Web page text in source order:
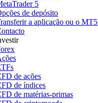
5
de depósito
a aplicação ou o MT5
de ações
de índices
de matérias-primas